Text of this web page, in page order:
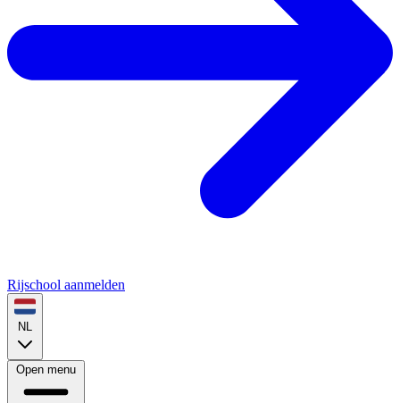
Rijschool aanmelden
NL
Open menu